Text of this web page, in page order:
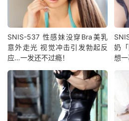
SNIS-537 性感妹没穿Bra美乳
意外走光 视觉冲击引发勃起反
应…一发还不过瘾！
奶
想一